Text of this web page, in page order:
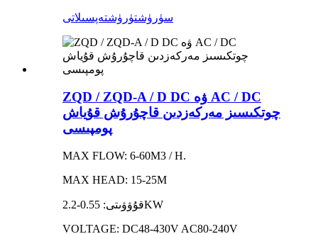
سۈرۈشتۈرۈشتەپسىلاتى
ZQD / ZQD-A / D DC ۋە AC / DC
چوتكىسىز مەركەزدىن قاچۇرۇش قۇياش
پومپىسى
MAX FLOW: 6-60M3 / H.
MAX HEAD: 15-25M
قۇۋۋىتى: 0.55-2.2KW
VOLTAGE: DC48-430V AC80-240V